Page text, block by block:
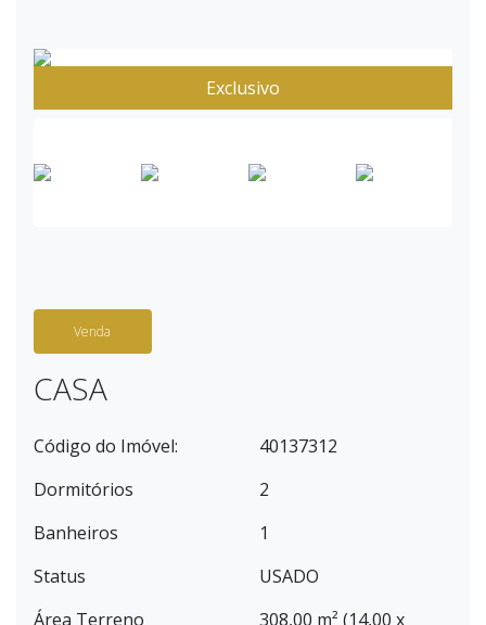
Exclusivo
Venda
CASA
Código do Imóvel:
40137312
Dormitórios
2
Banheiros
1
Status
USADO
Área Terreno
308,00 m² (14,00 x